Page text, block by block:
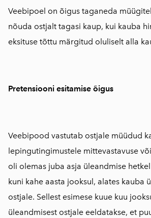
Veebipoel on õigus taganeda
nõuda ostjalt tagasi kaup, kui kauba
eksituse tõttu märgitud oluliselt alla
Pretensiooni esitamise õigus
Veebipood vastutab ostjale müüdud
lepingutingimustele mittevastavuse
oli olemas juba asja üleandmise
kuni kahe aasta jooksul, alates kauba
ostjale. Sellest esimese kuue kuu
üleandmisest ostjale eeldatakse, et